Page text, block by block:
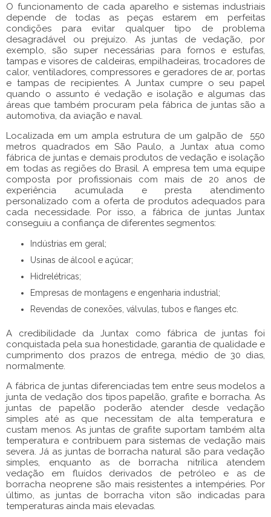
O funcionamento de cada aparelho e sistemas industriais
depende de todas as peças estarem em perfeitas
condições para evitar qualquer tipo de problema
desagradável ou prejuízo. As juntas de vedação, por
exemplo, são super necessárias para fornos e estufas,
tampas e visores de caldeiras, empilhadeiras, trocadores de
calor, ventiladores, compressores e geradores de ar, portas
e tampas de recipientes. A Juntax cumpre o seu papel
quando o assunto é vedação e isolação e algumas das
áreas que também procuram pela fábrica de juntas são a
automotiva, da aviação e naval.
Localizada em um ampla estrutura de um galpão de 550
metros quadrados em São Paulo, a Juntax atua como
fábrica de juntase demais produtos de vedação e isolação
em todas as regiões do Brasil. A empresa tem uma equipe
composta por profissionais com mais de 20 anos de
experiência acumulada e presta atendimento
personalizado com a oferta de produtos adequados para
cada necessidade. Por isso, a fábrica de juntasJuntax
conseguiu a confiança de diferentes segmentos:
Indústrias em geral;
Usinas de álcool e açúcar;
Hidrelétricas;
Empresas de montagens e engenharia industrial;
Revendas de conexões, válvulas, tubos e flanges etc.
A credibilidade da Juntax comofábrica de juntas foi
conquistada pela sua honestidade, garantia de qualidade e
cumprimento dos prazos de entrega, médio de 30 dias,
normalmente.
A fábrica de juntas diferenciadas tem entre seus modelos a
junta de vedação dos tipos papelão, grafite e borracha. As
juntas de papelão poderão atender desde vedação
simples até as que necessitam de alta temperatura e
custam menos. As juntas de grafite suportam também alta
temperatura e contribuem para sistemas de vedação mais
severa. Já as juntas de borracha natural são para vedação
simples, enquanto as de borracha nitrílica atendem
vedação em fluídos derivados de petróleo e as de
borracha neoprene são mais resistentes a intempéries. Por
último, as juntas de borracha viton são indicadas para
temperaturas ainda mais elevadas.